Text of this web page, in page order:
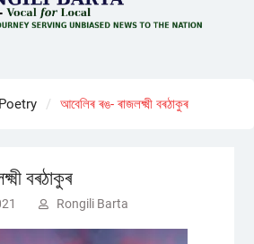
আবেলিৰ ৰঙ- ৰাজলক্ষ্মী বৰঠাকুৰ
বৰঠাকুৰ
Rongili Barta